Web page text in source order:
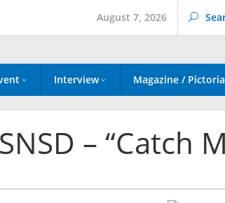
August 7, 2026
Interview Magazine /
– “Catch